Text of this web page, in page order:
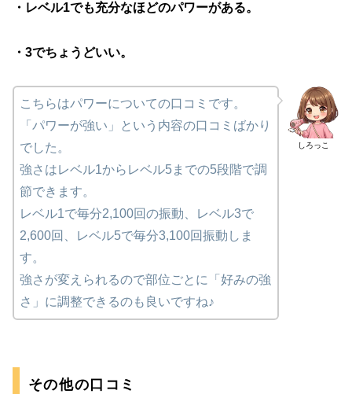
・レベル1でも充分なほどのパワーがある。
・3でちょうどいい。
しろっこ
こちらはパワーについての口コミです。
「パワーが強い」という内容の口コミばかり
でした。
強さはレベル1からレベル5までの5段階で調
節できます。
レベル1で毎分2,100回の振動、レベル3で
2,600回、レベル5で毎分3,100回振動しま
す。
強さが変えられるので部位ごとに「好みの強
さ」に調整できるのも良いですね♪
その他の口コミ